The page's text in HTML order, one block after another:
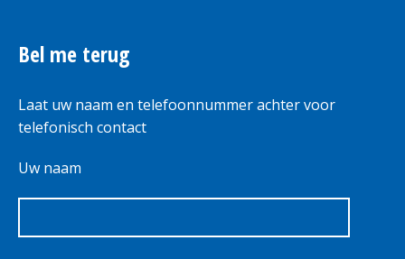
Bel me terug
Laat uw naam en telefoonnummer achter voor
telefonisch contact
Uw naam